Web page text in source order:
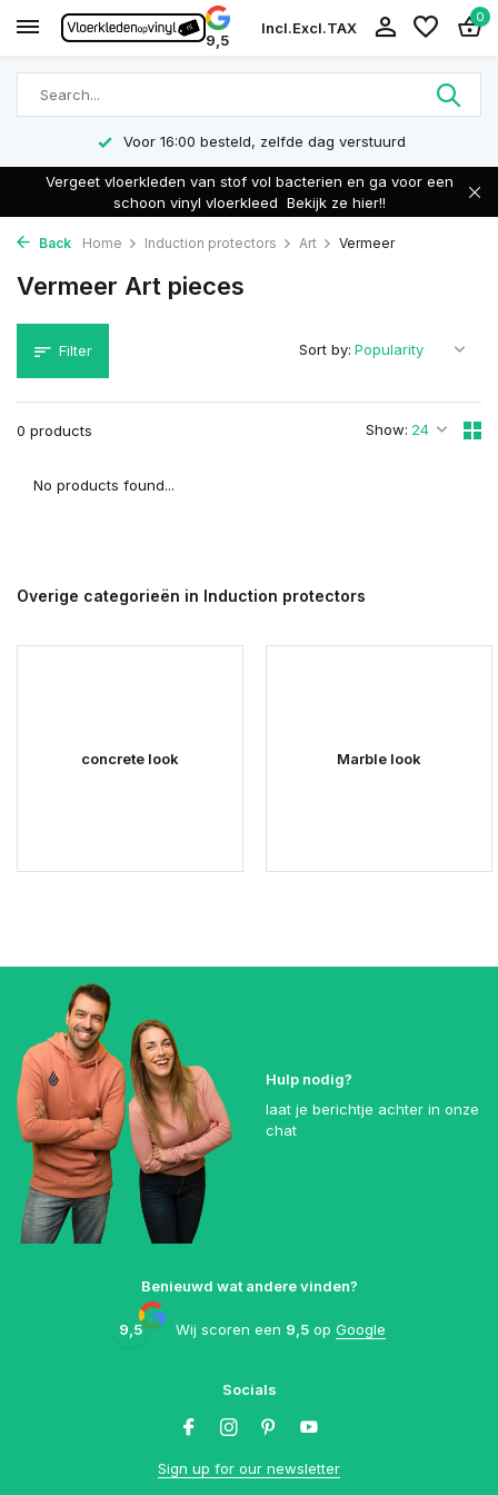
9,5
Incl.Excl.TAX
0
Voor 16:00 besteld, zelfde dag verstuurd
Vergeet vloerkleden van stof vol bacterien en ga voor een
schoon vinyl vloerkleed Bekijk ze hier!!
Back Home Induction protectors Art Vermeer
Vermeer Art pieces
Filter
0 products Show:
Sort by:
No products found...
Overige categorieën in Induction protectors
concrete look Marble look
Hulp nodig?
laat je berichtje achter in onze
chat
Benieuwd wat andere vinden?
9,5 Wij scoren een 9,5 op Google
Socials
Sign up for our newsletter